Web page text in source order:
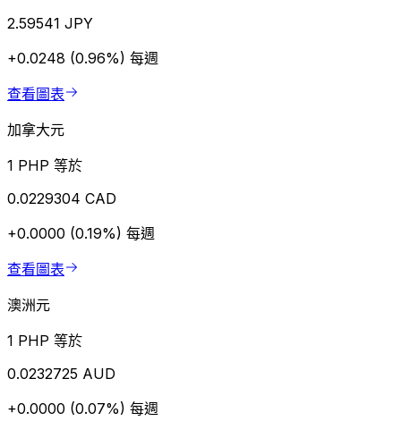
2.59541 JPY
+0.0248 (0.96%) 每週
查看圖表
加拿大元
1 PHP 等於
0.0229304 CAD
+0.0000 (0.19%) 每週
查看圖表
澳洲元
1 PHP 等於
0.0232725 AUD
+0.0000 (0.07%) 每週